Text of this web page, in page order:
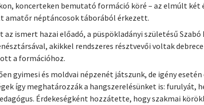
koncerteken bemutató formáció köré – az elmúlt
amatőr néptáncosok táborából érkezett.
az ismert hazai előadó, a püspökladányi születésű
akikkel rendszeres résztvevői voltak
a formációhoz.
gyimesi és moldvai népzenét játszunk, de igény
így meghatározzák a hangszerelésünket is:
Érdekeségként hozzátette, hogy szakmai